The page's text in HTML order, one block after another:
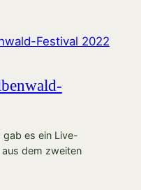
es ein Live-
dem zweiten